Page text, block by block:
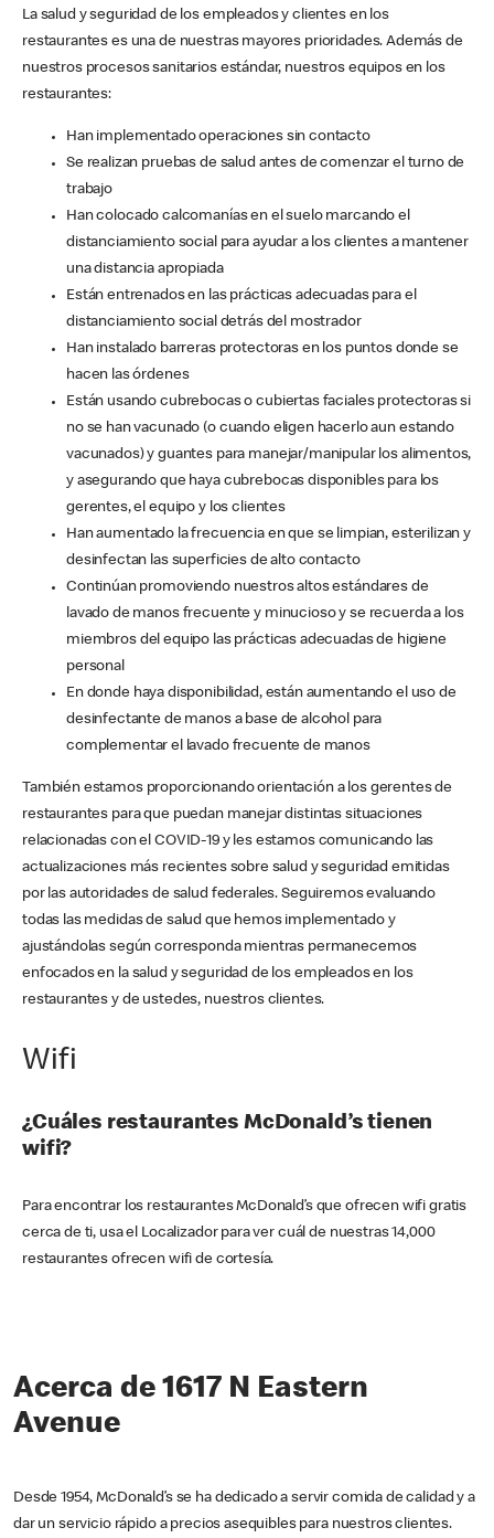
La salud y seguridad de los empleados y clientes en los
restaurantes es una de nuestras mayores prioridades. Además de
nuestros procesos sanitarios estándar, nuestros equipos en los
restaurantes:
Han implementado operaciones sin contacto
Se realizan pruebas de salud antes de comenzar el turno de
trabajo
Han colocado calcomanías en el suelo marcando el
distanciamiento social para ayudar a los clientes a mantener
una distancia apropiada
Están entrenados en las prácticas adecuadas para el
distanciamiento social detrás del mostrador
Han instalado barreras protectoras en los puntos donde se
hacen las órdenes
Están usando cubrebocas o cubiertas faciales protectoras si
no se han vacunado (o cuando eligen hacerlo aun estando
vacunados) y guantes para manejar/manipular los alimentos,
y asegurando que haya cubrebocas disponibles para los
gerentes, el equipo y los clientes
Han aumentado la frecuencia en que se limpian, esterilizan y
desinfectan las superficies de alto contacto
Continúan promoviendo nuestros altos estándares de
lavado de manos frecuente y minucioso y se recuerda a los
miembros del equipo las prácticas adecuadas de higiene
personal
En donde haya disponibilidad, están aumentando el uso de
desinfectante de manos a base de alcohol para
complementar el lavado frecuente de manos
También estamos proporcionando orientación a los gerentes de
restaurantes para que puedan manejar distintas situaciones
relacionadas con el COVID-19 y les estamos comunicando las
actualizaciones más recientes sobre salud y seguridad emitidas
por las autoridades de salud federales. Seguiremos evaluando
todas las medidas de salud que hemos implementado y
ajustándolas según corresponda mientras permanecemos
enfocados en la salud y seguridad de los empleados en los
restaurantes y de ustedes, nuestros clientes.
Wifi
¿Cuáles restaurantes McDonald’s tienen
wifi?
Para encontrar los restaurantes McDonald’s que ofrecen wifi gratis
cerca de ti, usa el Localizador para ver cuál de nuestras 14,000
restaurantes ofrecen wifi de cortesía.
Acerca de 1617 N Eastern
Avenue
Desde 1954, McDonald’s se ha dedicado a servir comida de calidad y a
dar un servicio rápido a precios asequibles para nuestros clientes.